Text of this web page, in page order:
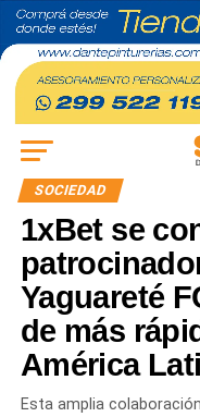
SOCIEDAD
1xBet se
Yaguareté
de más
América
Esta amplia